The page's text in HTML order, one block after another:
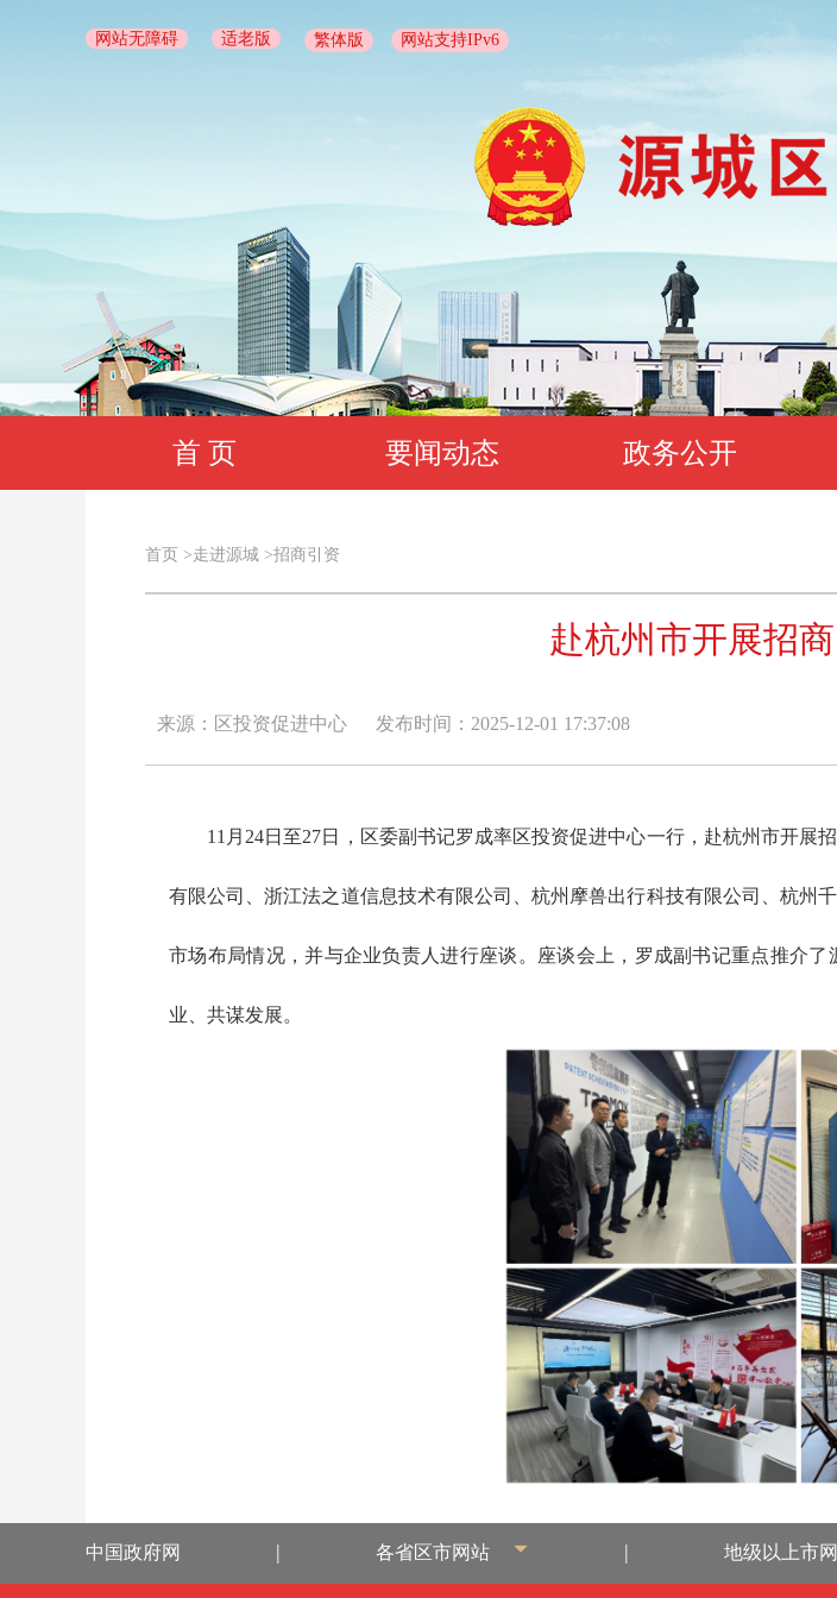
网站无障碍 适老版 繁体版 网站支持IPv6
首 页 要闻动态 政务公开
首页 >走进源城 >招商引资
赴杭州市开展招
来源：区投资促进中心 发布时间：2025-12-01 17:37:08
11月24日至27日，区委副书记罗成率区投资促进中心一行，赴杭州市开展
有限公司、浙江法之道信息技术有限公司、杭州摩兽出行科技有限公司、杭州
市场布局情况，并与企业负责人进行座谈。座谈会上，罗成副书记重点推介
业、共谋发展。
中国政府网 | 各省区市网站 | 地级以上市